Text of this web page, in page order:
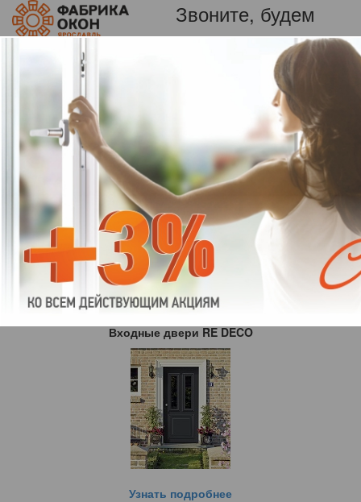
Звоните, будем
рады!+7 (920)
129-94-15
Пн-вс: 09:00-21:00
Пластиковые окна в Ярославле от Фабрики
окон.
Отзыв
Петрова Галина Викторовна, договор № 3577
Мне понравилось всё. Очень всё красиво. Спасибо за работу.
К списку отзывов
Входные двери RE DECO
Узнать подробнее